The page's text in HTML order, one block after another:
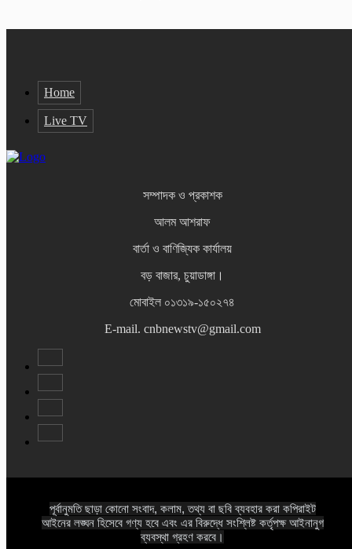
Home
Live TV
সম্পাদক ও প্রকাশক
আলম আশরাফ
বার্তা ও বাণিজ্যিক কার্যালয়
বড় বাজার, চুয়াডাঙ্গা।
মোবাইল ০১৩১৯-১৫০২৭৪
E-mail. cnbnewstv@gmail.com
পূর্বানুমতি ছাড়া কোনো সংবাদ, কলাম, তথ্য বা ছবি ব্যবহার করা কপিরাইট
আইনের লঙ্ঘন হিসেবে গণ্য হবে এবং এর বিরুদ্ধে সংশ্লিষ্ট কর্তৃপক্ষ আইনানুগ
ব্যবস্থা গ্রহণ করবে।